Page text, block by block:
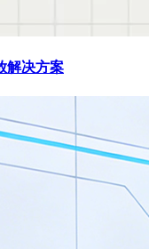
解决方案